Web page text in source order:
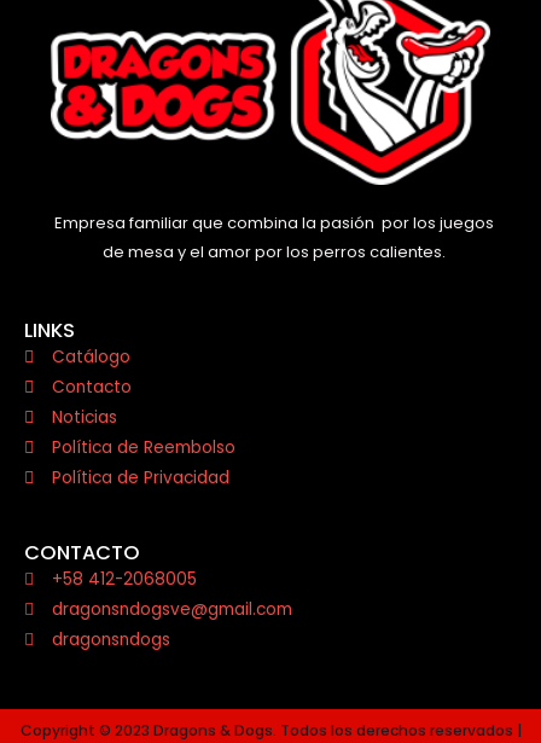
Empresa familiar que combina la pasión por los juegos
de mesa y el amor por los perros calientes.
LINKS
Catálogo
Contacto
Noticias
Política de Reembolso
Política de Privacidad
CONTACTO
+58 412-2068005
dragonsndogsve@gmail.com
dragonsndogs
Copyright © 2023 Dragons & Dogs. Todos los derechos reservados |